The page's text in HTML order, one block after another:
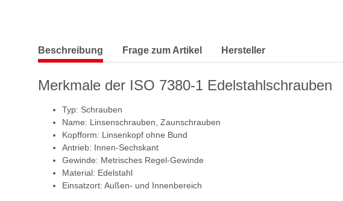
Beschreibung Frage zum Artikel Hersteller
Merkmale der ISO 7380-1 Edelstahlschrauben
Typ: Schrauben
Name: Linsenschrauben, Zaunschrauben
Kopfform: Linsenkopf ohne Bund
Antrieb: Innen-Sechskant
Gewinde: Metrisches Regel-Gewinde
Material: Edelstahl
Einsatzort: Außen- und Innenbereich